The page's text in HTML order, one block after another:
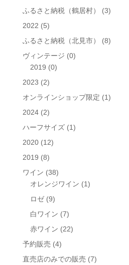
ふるさと納税（鶴居村）
(3)
2022 (5)
ふるさと納税（北見市）
(8)
ヴィンテージ (0)
2019 (0)
2023 (2)
オンラインショップ限定 (1)
2024 (2)
ハーフサイズ (1)
2020 (12)
2019 (8)
ワイン (38)
オレンジワイン (1)
ロゼ (9)
白ワイン (7)
赤ワイン (22)
予約販売 (4)
直売店のみでの販売 (7)